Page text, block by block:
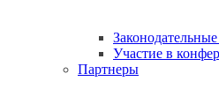
Участие в
Партнеры